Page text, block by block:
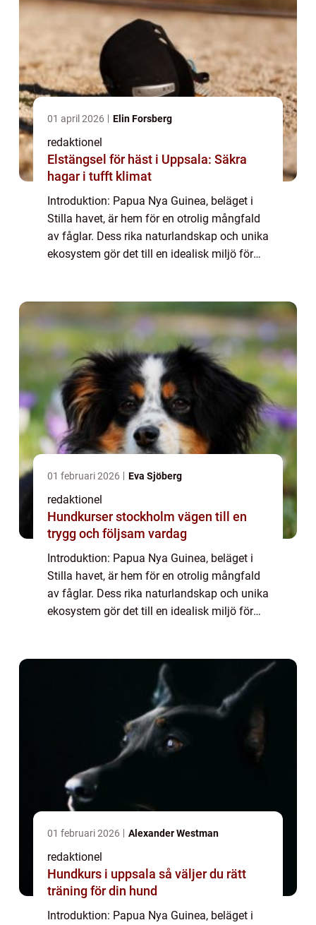
01 april 2026 Elin Forsberg
redaktionel
Elstängsel för häst i Uppsala: Säkra
hagar i tufft klimat
Introduktion: Papua Nya Guinea, beläget i
Stilla havet, är hem för en otrolig mångfald
av fåglar. Dess rika naturlandskap och unika
ekosystem gör det till en idealisk miljö för
01 februari 2026 Eva Sjöberg
redaktionel
Hundkurser stockholm vägen till en
trygg och följsam vardag
Introduktion: Papua Nya Guinea, beläget i
Stilla havet, är hem för en otrolig mångfald
av fåglar. Dess rika naturlandskap och unika
ekosystem gör det till en idealisk miljö för
01 februari 2026 Alexander Westman
redaktionel
Hundkurs i uppsala så väljer du rätt
träning för din hund
Introduktion: Papua Nya Guinea, beläget i